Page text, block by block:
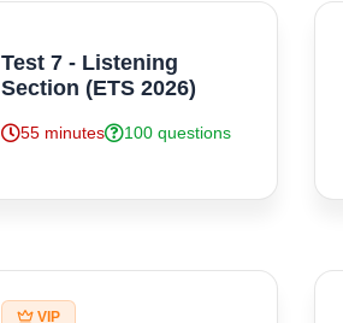
Test 7 - Listening
Section (ETS 2026)
55 minutes 100 questions
VIP